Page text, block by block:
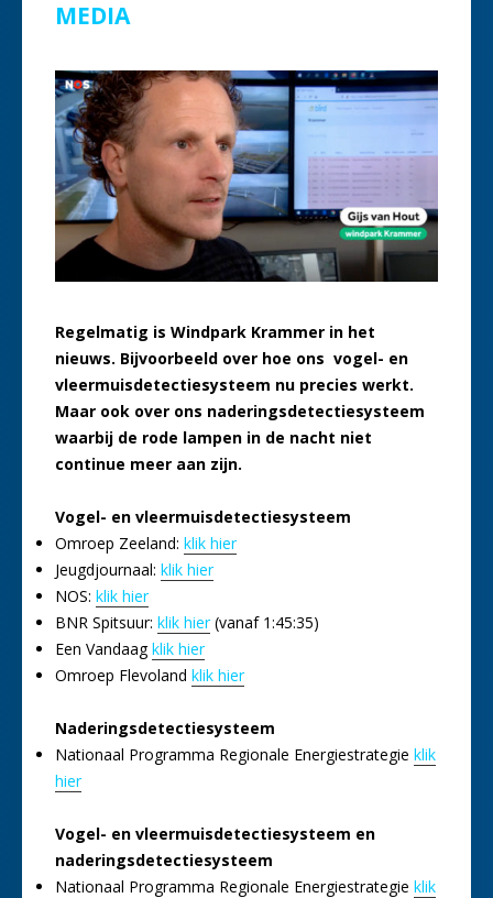
MEDIA
Regelmatig is Windpark Krammer in het
nieuws. Bijvoorbeeld over hoe ons vogel- en
vleermuisdetectiesysteem nu precies werkt.
Maar ook over ons naderingsdetectiesysteem
waarbij de rode lampen in de nacht niet
continue meer aan zijn.
Vogel- en vleermuisdetectiesysteem
Omroep Zeeland: klik hier
Jeugdjournaal: klik hier
NOS: klik hier
BNR Spitsuur: klik hier(vanaf 1:45:35)
Een Vandaagklik hier
Omroep Flevoland klik hier
Naderingsdetectiesysteem
Nationaal Programma Regionale Energiestrategie klik
hier
Vogel- en vleermuisdetectiesysteem en
naderingsdetectiesysteem
Nationaal Programma Regionale Energiestrategie klik